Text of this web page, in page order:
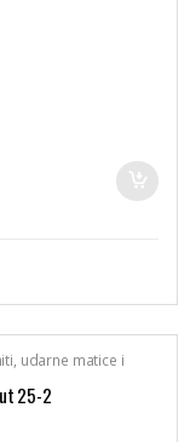
udarne matice i
25-2